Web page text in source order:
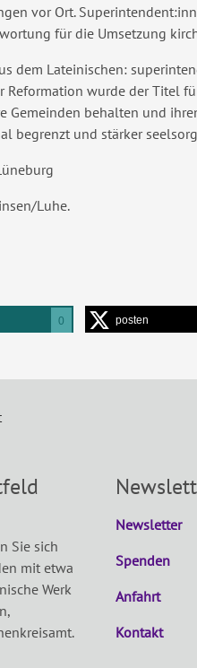
vor Ort.
für die Umsetzung
dem Lateinischen:
Reformation wurde der Titel
Gemeinden behalten und
begrenzt und stärker
Luhe.
0 posten
Sie sich
mit etwa
Werk
Newsletter
Spenden
Anfahrt
Kontakt